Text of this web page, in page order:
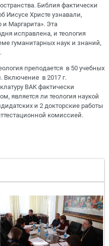
Библия фактически
Иисусе Христе узнавали,
Маргарита». Эта
исправлена, и теология
гуманитарных наук и знаний,
преподается в 50 учебных
Включение в 2017 г.
ВАК фактически
является ли теология наукой
и 2 докторские работы
комиссией.